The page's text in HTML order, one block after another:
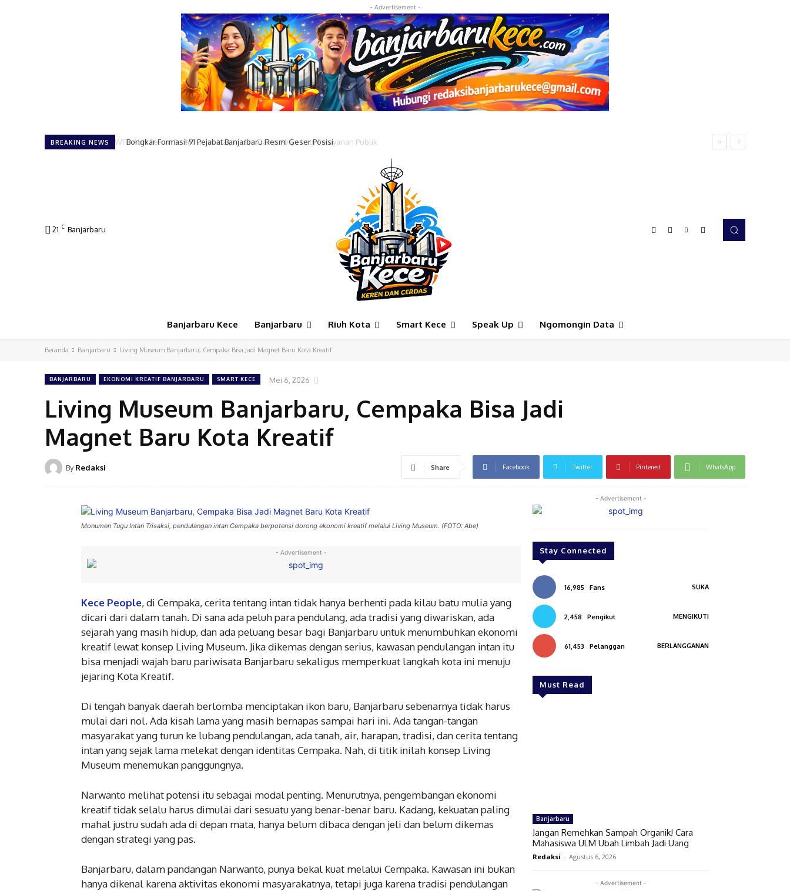
- Advertisement -
BREAKING NEWS Bongkar Formasi! 91 Pejabat Banjarbaru Resmi Geser Posisi
21 C Banjarbaru
Banjarbaru Kece Banjarbaru Riuh Kota Smart Kece Speak Up Ngomongin Data
Beranda Banjarbaru Living Museum Banjarbaru, Cempaka Bisa Jadi Magnet Baru Kota Kreatif
BANJARBARU EKONOMI KREATIF BANJARBARU SMART KECE Mei 6, 2026
Living Museum Banjarbaru, Cempaka Bisa Jadi
Magnet Baru Kota Kreatif
By Redaksi Share Facebook Twitter Pinterest WhatsApp
Monumen Tugu Intan Trisaksi, pendulangan intan Cempaka berpotensi dorong ekonomi kreatif melalui Living Museum. (FOTO: Abe)
- Advertisement -
Kece People, di Cempaka, cerita tentang intan tidak hanya berhenti pada kilau batu mulia yang
dicari dari dalam tanah. Di sana ada peluh para pendulang, ada tradisi yang diwariskan, ada
sejarah yang masih hidup, dan ada peluang besar bagi Banjarbaru untuk menumbuhkan ekonomi
kreatif lewat konsep Living Museum. Jika dikemas dengan serius, kawasan pendulangan intan itu
bisa menjadi wajah baru pariwisata Banjarbaru sekaligus memperkuat langkah kota ini menuju
jejaring Kota Kreatif.
Di tengah banyak daerah berlomba menciptakan ikon baru, Banjarbaru sebenarnya tidak harus
mulai dari nol. Ada kisah lama yang masih bernapas sampai hari ini. Ada tangan-tangan
masyarakat yang turun ke lubang pendulangan, ada tanah, air, harapan, tradisi, dan cerita tentang
intan yang sejak lama melekat dengan identitas Cempaka. Nah, di titik inilah konsep Living
Museum menemukan panggungnya.
Narwanto melihat potensi itu sebagai modal penting. Menurutnya, pengembangan ekonomi
kreatif tidak selalu harus dimulai dari sesuatu yang benar-benar baru. Kadang, kekuatan paling
mahal justru sudah ada di depan mata, hanya belum dibaca dengan jeli dan belum dikemas
dengan strategi yang pas.
Banjarbaru, dalam pandangan Narwanto, punya bekal kuat melalui Cempaka. Kawasan ini bukan
hanya dikenal karena aktivitas ekonomi masyarakatnya, tetapi juga karena tradisi pendulangan
- Advertisement -
Stay Connected
16,985 Fans SUKA
2,458 Pengikut MENGIKUTI
61,453 Pelanggan BERLANGGANAN
Must Read
Banjarbaru
Jangan Remehkan Sampah Organik! Cara
Mahasiswa ULM Ubah Limbah Jadi Uang
Redaksi - Agustus 6, 2026
- Advertisement -